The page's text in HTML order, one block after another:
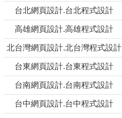
台北網頁設計.台北程式設計
高雄網頁設計.高雄程式設計
北台灣網頁設計.北台灣程式設計
台東網頁設計.台東程式設計
台南網頁設計.台南程式設計
台中網頁設計.台中程式設計